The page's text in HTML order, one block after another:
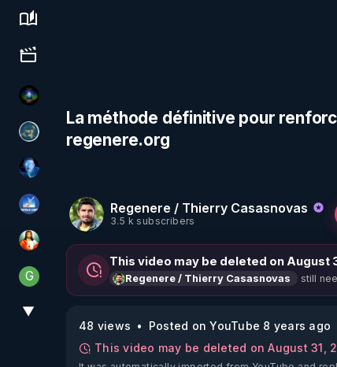
Science, history & spirituality
Culture, media & entertainment
WakeUp
Réinformation sur le monde
AH2020
PAROLE LIBRE
L'autre son de cloche
G Generousbear
▼
La méthode définitive pour
regenere.org
Regenere / Thierry Casasnovas
3.5 k subscribers
This video may be deleted on August
Regenere / Thierry Casasnovas still
48 views
Posted on YouTube 8 years ago
This video may be deleted on August 31,